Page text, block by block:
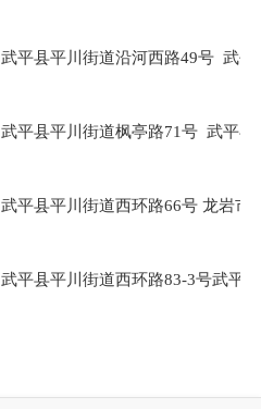
武平县平川街道沿河西路49号 武平
武平县平川街道枫亭路71号 武平
武平县平川街道西环路66号 龙岩市
武平县平川街道西环路83-3号武平